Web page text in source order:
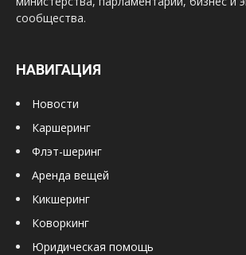
сообщества.
НАВИГАЦИЯ
Новости
Каршеринг
Флэт-шеринг
Аренда вещей
Кикшеринг
Коворкинг
Юридическая помощь